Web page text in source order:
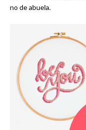
no de abuela.